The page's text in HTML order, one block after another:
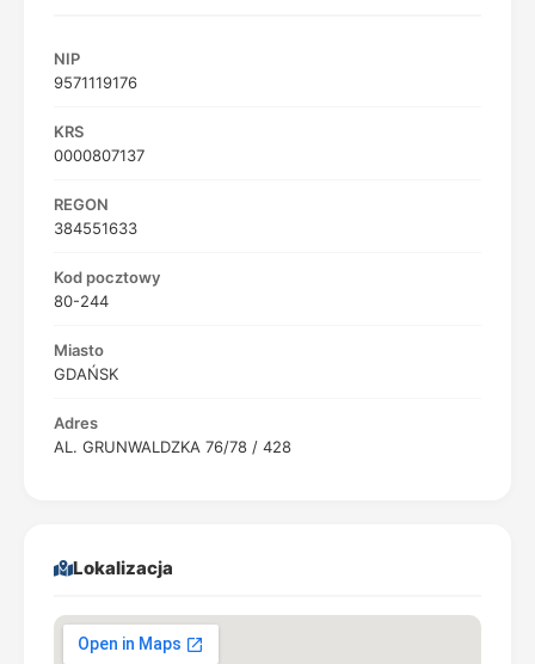
NIP
9571119176
KRS
0000807137
REGON
384551633
Kod pocztowy
80-244
Miasto
GDAŃSK
Adres
AL. GRUNWALDZKA 76/78 / 428
Lokalizacja